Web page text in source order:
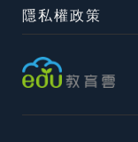
隱私權政策